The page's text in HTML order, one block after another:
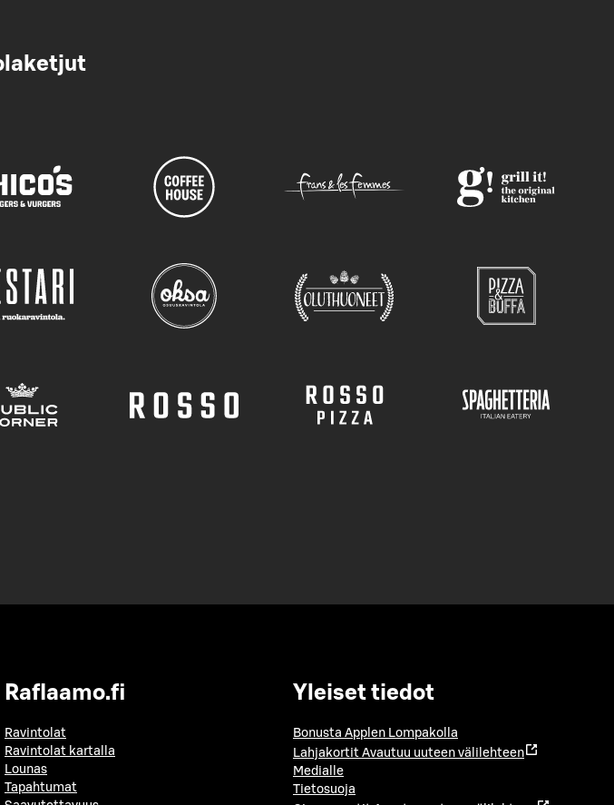
Raflaamo.fi
Ravintolat
Ravintolat kartalla
Lounas
Tapahtumat
Yleiset tiedot
Bonusta Applen Lompakolla
Lahjakortit Avautuu uuteen välilehteen
Medialle
Tietosuoja